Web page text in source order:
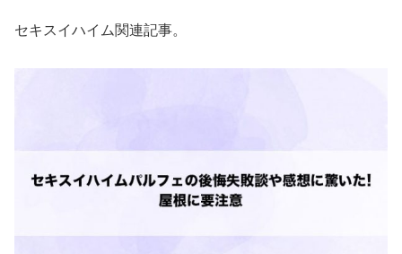
セキスイハイム関連記事。